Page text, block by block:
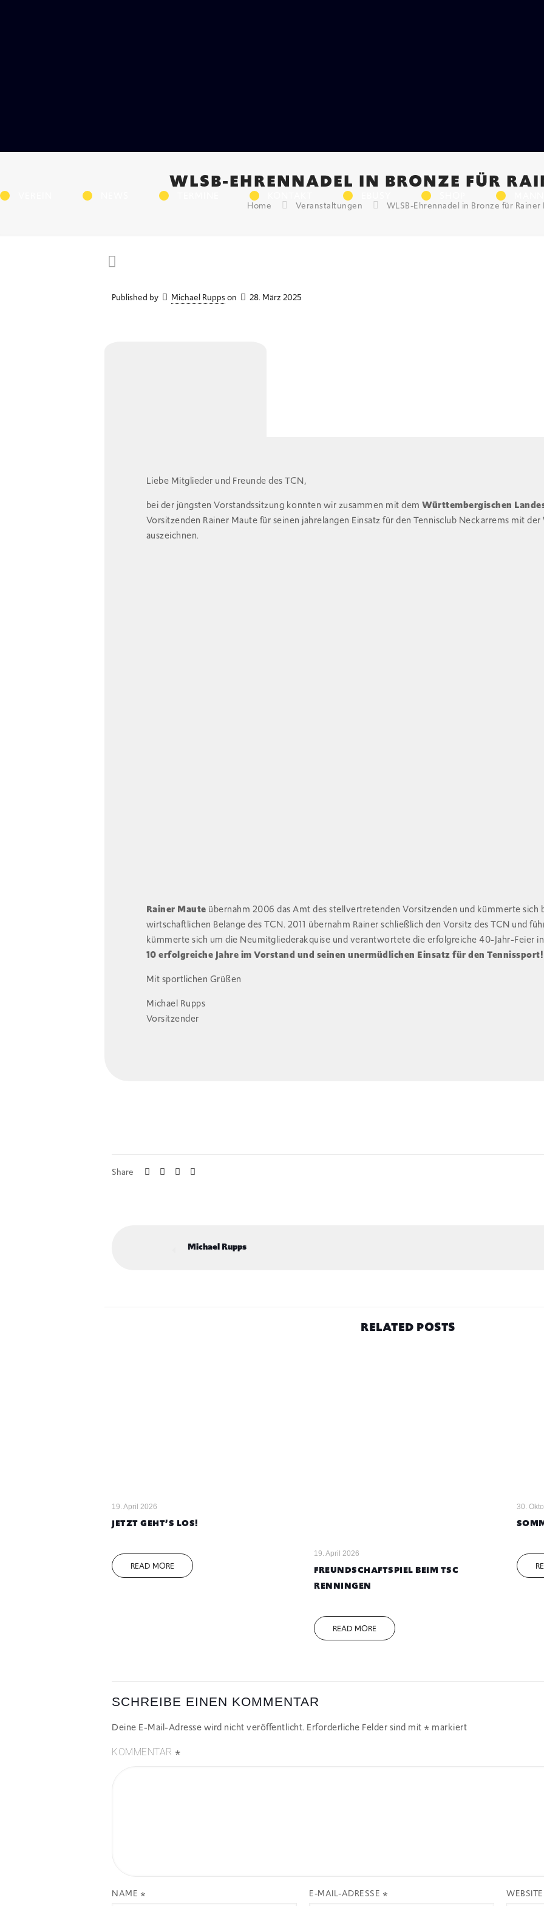
WLSB-EHRENNADEL IN BRONZE FÜR
Home Veranstaltungen WLSB-Ehrennadel in Bronze für
Published by Michael Ruppson 28. März 2025
Liebe Mitglieder und Freunde des TCN,
bei der jüngsten Vorstandssitzung konnten wir zusammen mit demWürttembergischen
Vorsitzenden Rainer Maute für seinen jahrelangen Einsatz für den Tennisclub Neckarrems mit der
auszeichnen.
Rainer Maute übernahm 2006 das Amt des stellvertretenden Vorsitzenden und kümmerte sich
wirtschaftlichen Belange des TCN. 2011 übernahm Rainer schließlich den Vorsitz des TCN und
kümmerte sich um die Neumitgliederakquise und verantwortete die erfolgreiche 40-Jahr-Feier
10 erfolgreiche Jahre im Vorstand und seinen unermüdlichen Einsatz für den Tennissport!
Mit sportlichen Grüßen
Michael Rupps
Vorsitzender
Share
Michael Rupps
RELATED POSTS
19. April 2026
JETZT GEHT’S LOS!
READ MORE
19. April 2026
FREUNDSCHAFTSPIEL BEIM TSC
RENNINGEN
READ MORE
30.
SCHREIBE EINEN KOMMENTAR
Deine E-Mail-Adresse wird nicht veröffentlicht. Erforderliche Felder sind mit * markiert
KOMMENTAR *
NAME * E-MAIL-ADRESSE * WEBSITE